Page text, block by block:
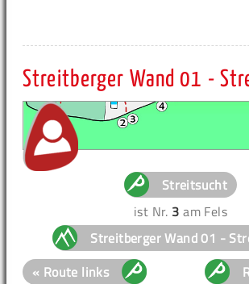
Streitberger Wand 01 -
Streitsucht
ist Nr. 3 am Fels
Streitberger Wand 01 -
« Route links